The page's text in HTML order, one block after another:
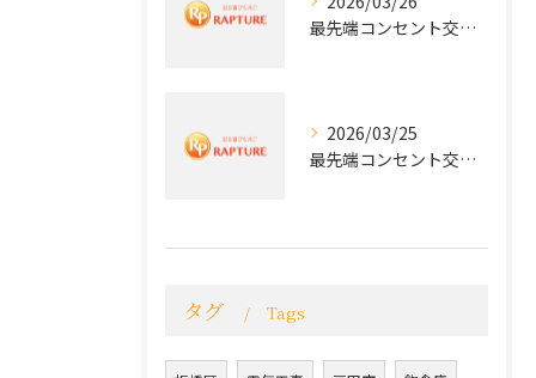
最先端コンセント交換で快適な生活を実現する電気工事の技術
2026/03/25
最先端コンセント交換で実現する安全と快適な住環境
タグ Tags